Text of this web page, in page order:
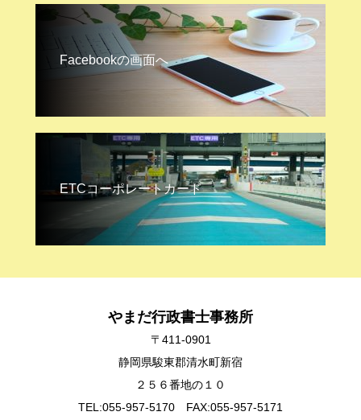
Facebookの画面へ
ETCコーポレートカード
やまだ行政書士事務所
〒411-0901
静岡県駿東郡清水町新宿
２５６番地の１０
TEL:055-957-5170 FAX:055-957-5171